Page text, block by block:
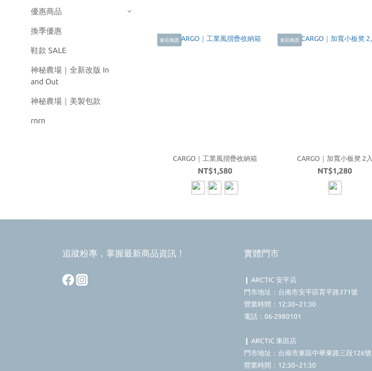
優惠商品
換季優惠
鞋款 SALE
神秘農場｜全新改版 In
and Out
神秘農場｜美製包款
rnrn
東區獨賣
CARGO｜工業風摺疊收納箱
NT$1,580
東區獨賣
CARGO｜加寬小板凳 2入
NT$1,280
追蹤粉專，掌握最新商品資訊！ 實體門市
❙ ARCTIC 安平店
門市地址：台南市安平區育平路371號
營業時間：12:30~21:30
電話：06-2980101
❙ ARCTIC 東區店
門市地址：台南市東區中華東路三段126號
營業時間：12:30~21:30